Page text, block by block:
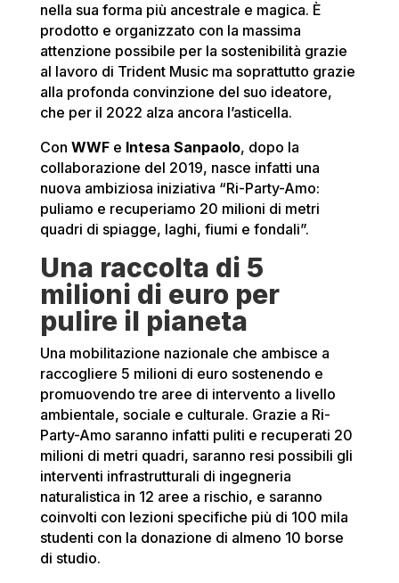
nella sua forma più ancestrale e magica. È
prodotto e organizzato con la massima
attenzione possibile per la sostenibilità grazie
al lavoro di Trident Music ma soprattutto grazie
alla profonda convinzione del suo ideatore,
che per il 2022 alza ancora l’asticella.
Con WWFe Intesa Sanpaolo, dopo la
collaborazione del 2019, nasce infatti una
nuova ambiziosa iniziativa “Ri-Party-Amo:
puliamo e recuperiamo 20 milioni di metri
quadri di spiagge, laghi, fiumi e fondali”.
Una raccolta di 5
milioni di euro per
pulire il pianeta
Una mobilitazione nazionale che ambisce a
raccogliere 5 milioni di euro sostenendo e
promuovendo tre aree di intervento a livello
ambientale, sociale e culturale. Grazie a Ri-
Party-Amo saranno infatti puliti e recuperati 20
milioni di metri quadri, saranno resi possibili gli
interventi infrastrutturali di ingegneria
naturalistica in 12 aree a rischio, e saranno
coinvolti con lezioni specifiche più di 100 mila
studenti con la donazione di almeno 10 borse
di studio.